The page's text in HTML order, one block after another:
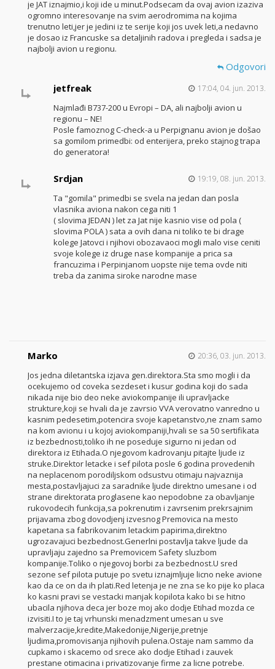
je JAT iznajmio,i koji ide u minut.Podsecam da ovaj avion izaziva
ogromno interesovanje na svim aerodromima na kojima
trenutno leti,jer je jedini iz te serije koji jos uvek leti,a nedavno
je dosao iz Francuske sa detaljinih radova i pregleda i sadsa je
najbolji avion u regionu.
Odgovori
jetfreak
17:04, 04. jun. 2013.
Najmlađi B737-200 u Evropi – DA, ali najbolji avion u
regionu – NE!
Posle famoznog C-check-a u Perpignanu avion je došao
sa gomilom primedbi: od enterijera, preko stajnog trapa
do generatora!
Srdjan 19:19, 08. jun. 2013.
Ta "gomila" primedbi se svela na jedan dan posla
vlasnika aviona nakon cega niti 1
( slovima JEDAN ) let za Jat nije kasnio vise od pola (
slovima POLA ) sata a ovih dana ni toliko te bi drage
kolege Jatovci i njihovi obozavaoci mogli malo vise ceniti
svoje kolege iz druge nase kompanije a prica sa
francuzima i Perpinjanom uopste nije tema ovde niti
treba da zanima siroke narodne mase
Marko 20:36, 03. jun. 2013.
Jos jedna diletantska izjava gen.direktora.Sta smo mogli i da
ocekujemo od coveka sezdeset i kusur godina koji do sada
nikada nije bio deo neke aviokompanije ili upravljacke
strukture,koji se hvali da je zavrsio VVA verovatno vanredno u
kasnim pedesetim,potencira svoje kapetanstvo,ne znam samo
na kom avionu i u kojoj aviokompaniji,hvali se sa 50 sertifikata
iz bezbednosti,toliko ih ne poseduje sigurno ni jedan od
direktora iz Etihada.O njegovom kadrovanju pitajte ljude iz
struke.Direktor letacke i sef pilota posle 6 godina provedenih
na neplacenom porodiljskom odsustvu otimaju najvaznija
mesta,postavljajuci za saradnike ljude direktno umesane i od
strane direktorata proglasene kao nepodobne za obavljanje
rukovodecih funkcija,sa pokrenutim i zavrsenim prekrsajnim
prijavama zbog dovodjenj izvesnog Premovica na mesto
kapetana sa fabrikovanim letackim papirima,direktno
ugrozavajuci bezbednost.Generlni postavlja takve ljude da
upravljaju zajedno sa Premovicem Safety sluzbom
kompanije.Toliko o njegovoj borbi za bezbednost.U sred
sezone sef pilota putuje po svetu iznajmljuje licno neke avione
kao da ce on da ih plati.Red letenja je ne zna se ko pije ko placa
ko kasni pravi se vestacki manjak kopilota kako bi se hitno
ubacila njihova deca jer boze moj ako dodje Etihad mozda ce
izvisiti.I to je taj vrhunski menadzment umesan u sve
malverzacije,kredite,Makedonije,Nigerije,pretnje
ljudima,promovisanja njihovih pulena.Ostaje nam sammo da
cupkamo i skacemo od srece ako dodje Etihad i zauvek
prestane otimacina i privatizovanje firme za licne potrebe.